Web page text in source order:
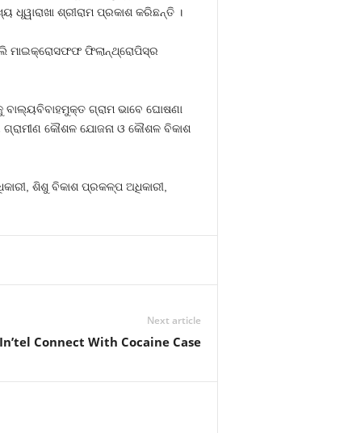
ଶ୍ରୀରାମ ପ୍ରକାଶ କରିଛନ୍ତି ।
ମାଇକ୍ରୋସଫଫ ଫିଲାନ୍‌ଥ୍ରୋପିସ୍‌ର
ବାଲ୍ୟବିବାହମୁକ୍ତ ଗ୍ରାମ ଭାବେ ଘୋଷଣା
କୌଶଳ ଯୋଜନା ଓ କୌଶଳ ବିକାଶ
ଶିଶୁ ବିକାଶ ପ୍ରକଳ୍ପ ଅଧିକାରୀ,
Next article
In’tel Connect With Cocaine Case